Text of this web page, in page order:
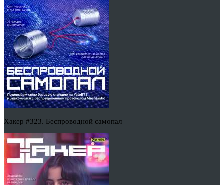
Хакер #323. Беспроводной самопал